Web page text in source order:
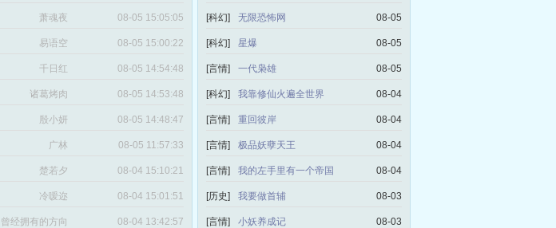
萧魂夜 08-05 15:05:05
易语空 08-05 15:00:22
千日红 08-05 14:54:48
诸葛烤肉 08-05 14:53:48
殷小妍 08-05 14:48:47
广林 08-05 11:57:33
楚若夕 08-04 15:10:21
冷嗳迩 08-04 15:01:51
曾经拥有的方向 08-04 13:42:57
[科幻] 无限恐怖网 08-05
[科幻] 星爆 08-05
[言情] 一代枭雄 08-05
[科幻] 我靠修仙火遍全世界 08-04
[言情] 重回彼岸 08-04
[言情] 极品妖孽天王 08-04
[言情] 我的左手里有一个帝国 08-04
[历史] 我要做首辅 08-03
[言情] 小妖养成记 08-03